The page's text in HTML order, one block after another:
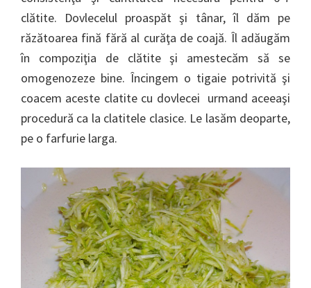
clătite. Dovlecelul proaspăt şi tânar, îl dăm pe
răzătoarea fină fără al curăţa de coajă. Îl adăugăm
în compoziţia de clătite şi amestecăm să se
omogenozeze bine. Încingem o tigaie potrivită şi
coacem aceste clatite cu dovlecei urmand aceeaşi
procedură ca la clatitele clasice. Le lasăm deoparte,
pe o farfurie larga.